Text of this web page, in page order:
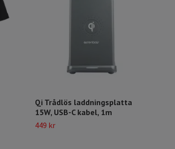
Qi Trådlös laddningsplatta
15W, USB-C kabel, 1m
449 kr